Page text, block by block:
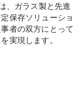
、ガラス製と先進
保存ソリューショ
者の双方にとって
実現します。